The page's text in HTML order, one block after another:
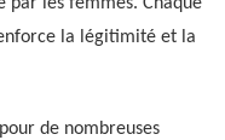
la légitimité et la
de nombreuses